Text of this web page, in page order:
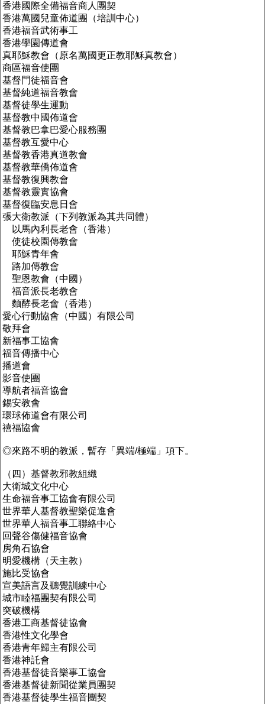
香港國際全備福音商人團契
香港萬國兒童佈道團（培訓中心）
香港福音武術事工
香港學園傳道會
真耶穌教會（原名萬國更正教耶穌真教會）
商區福音使團
基督門徒福音會
基督純道福音教會
基督徒學生運動
基督教中國佈道會
基督教巴拿巴愛心服務團
基督教互愛中心
基督教香港真道教會
基督教華僑佈道會
基督教復興教會
基督教靈實協會
基督復臨安息日會
張大衛教派（下列教派為其共同體）
以馬內利長老會（香港）
使徒校園傳教會
耶穌青年會
路加傳教會
聖恩教會（中國）
福音派長老教會
麵酵長老會（香港）
愛心行動協會（中國）有限公司
敬拜會
新福事工協會
福音傳播中心
播道會
影音使團
導航者福音協會
錫安教會
環球佈道會有限公司
禧福協會
◎來路不明的教派，暫存「異端/極端」項下。
（四）基督教邪教組織
大衛城文化中心
生命福音事工協會有限公司
世界華人基督教聖樂促進會
世界華人福音事工聯絡中心
回聲谷傷健福音協會
房角石協會
明愛機構（天主教）
施比受協會
宣美語言及聽覺訓練中心
城市睦福團契有限公司
突破機構
香港工商基督徒協會
香港性文化學會
香港青年歸主有限公司
香港神託會
香港基督徒音樂事工協會
香港基督徒新聞從業員團契
香港基督徒學生福音團契